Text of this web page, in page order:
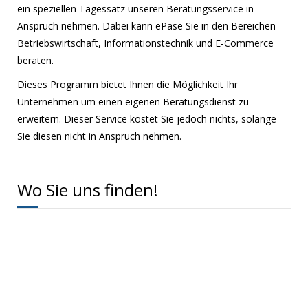
ein speziellen Tagessatz unseren Beratungsservice in
Anspruch nehmen. Dabei kann ePase Sie in den Bereichen
Betriebswirtschaft, Informationstechnik und E-Commerce
beraten.
Dieses Programm bietet Ihnen die Möglichkeit Ihr
Unternehmen um einen eigenen Beratungsdienst zu
erweitern. Dieser Service kostet Sie jedoch nichts, solange
Sie diesen nicht in Anspruch nehmen.
Wo Sie uns finden!